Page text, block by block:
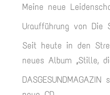
Meine neue
Uraufführung von Die
Seit heute in den
neues Album „Stille,